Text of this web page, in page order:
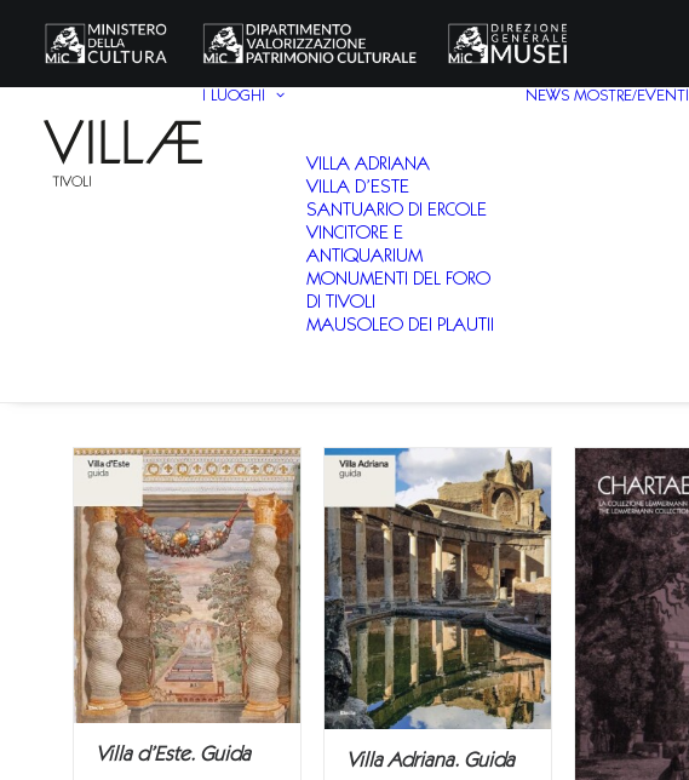
I LUOGHI
VILLA ADRIANA
VILLA D’ESTE
SANTUARIO DI ERCOLE
VINCITORE E
ANTIQUARIUM
MONUMENTI DEL FORO
DI TIVOLI
MAUSOLEO DEI PLAUTII
NEWS MOSTRE/EVENTI
Villa d’Este. Guida
Villa Adriana. Guida